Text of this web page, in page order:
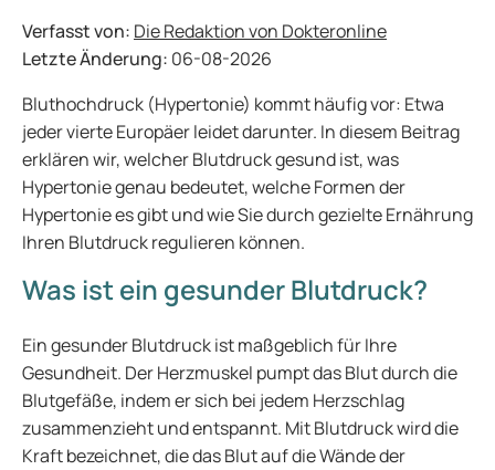
Verfasst von: Die Redaktion von Dokteronline
Letzte Änderung: 06-08-2026
Bluthochdruck (Hypertonie) kommt häufig vor: Etwa
jeder vierte Europäer leidet darunter. In diesem Beitrag
erklären wir, welcher Blutdruck gesund ist, was
Hypertonie genau bedeutet, welche Formen der
Hypertonie es gibt und wie Sie durch gezielte Ernährung
Ihren Blutdruck regulieren können.
Was ist ein gesunder Blutdruck?
Ein gesunder Blutdruck ist maßgeblich für Ihre
Gesundheit. Der Herzmuskel pumpt das Blut durch die
Blutgefäße, indem er sich bei jedem Herzschlag
zusammenzieht und entspannt. Mit Blutdruck wird die
Kraft bezeichnet, die das Blut auf die Wände der